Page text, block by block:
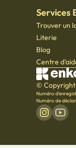
Services
Trouver un
Literie
Blog
Centre
© Copyright
Numéro
Numéro de